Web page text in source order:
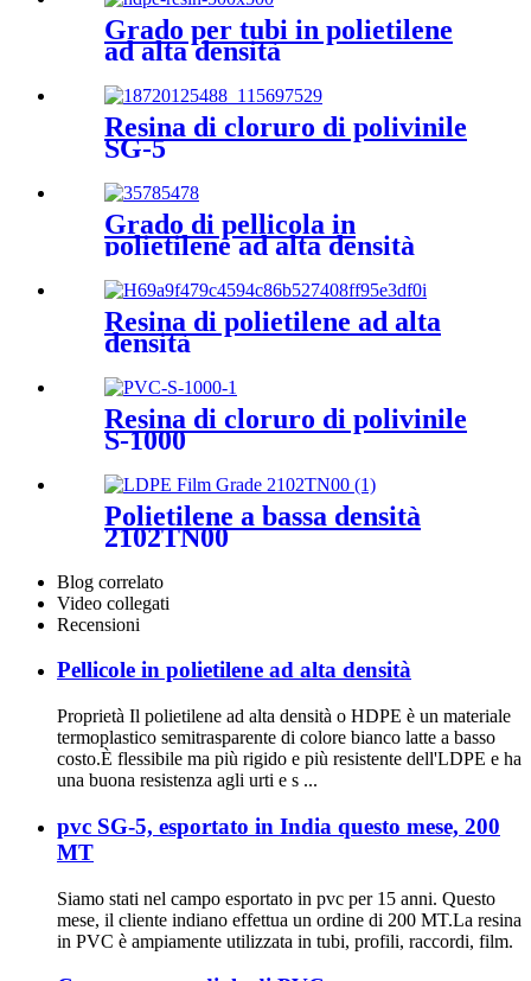
Grado per tubi in polietilene
ad alta densità
Resina di cloruro di polivinile
SG-5
Grado di pellicola in
polietilene ad alta densità
Resina di polietilene ad alta
densità
Resina di cloruro di polivinile
S-1000
Polietilene a bassa densità
2102TN00
Blog correlato
Video collegati
Recensioni
Pellicole in polietilene ad alta densità
Proprietà Il polietilene ad alta densità o HDPE è un materiale
termoplastico semitrasparente di colore bianco latte a basso
costo.È flessibile ma più rigido e più resistente dell'LDPE e ha
una buona resistenza agli urti e s ...
pvc SG-5, esportato in India questo mese, 200
MT
Siamo stati nel campo esportato in pvc per 15 anni. Questo
mese, il cliente indiano effettua un ordine di 200 MT.La resina
in PVC è ampiamente utilizzata in tubi, profili, raccordi, film.